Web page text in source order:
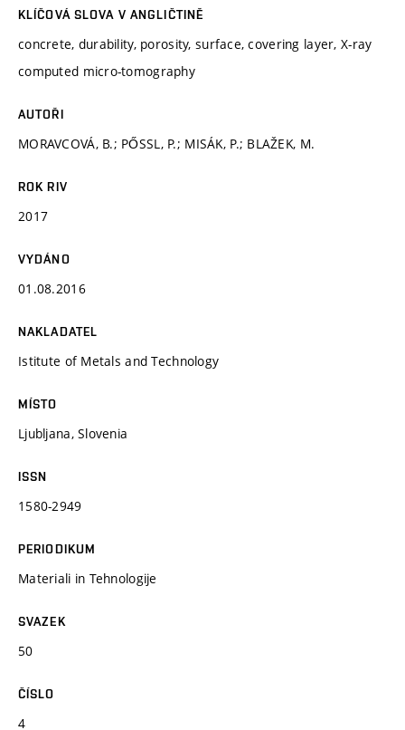
KLÍČOVÁ SLOVA V ANGLIČTINĚ
concrete, durability, porosity, surface, covering layer, X-ray
computed micro-tomography
AUTOŘI
MORAVCOVÁ, B.; PŐSSL, P.; MISÁK, P.; BLAŽEK, M.
ROK RIV
2017
VYDÁNO
01.08.2016
NAKLADATEL
Istitute of Metals and Technology
MÍSTO
Ljubljana, Slovenia
ISSN
1580-2949
PERIODIKUM
Materiali in Tehnologije
SVAZEK
50
ČÍSLO
4